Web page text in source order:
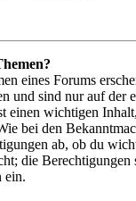
eines Forums
und sind nur auf der
einen wichtigen
bei den
ab, ob du
die Berechtigungen
ein.